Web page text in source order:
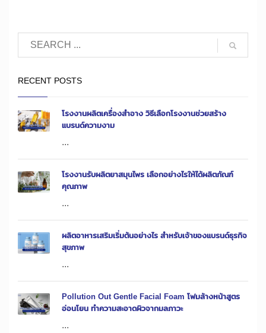
RECENT POSTS
โรงงานผลิตเครื่องสำอาง วิธีเลือกโรงงานช่วยสร้าง
แบรนด์ความงาม
...
โรงงานรับผลิตยาสมุนไพร เลือกอย่างไรให้ได้ผลิตภัณฑ์
คุณภาพ
...
ผลิตอาหารเสริมเริ่มต้นอย่างไร สำหรับเจ้าของแบรนด์ธุรกิจ
สุขภาพ
...
Pollution Out Gentle Facial Foam โฟมล้างหน้าสูตร
อ่อนโยน ทำความสะอาดผิวจากมลภาวะ
...